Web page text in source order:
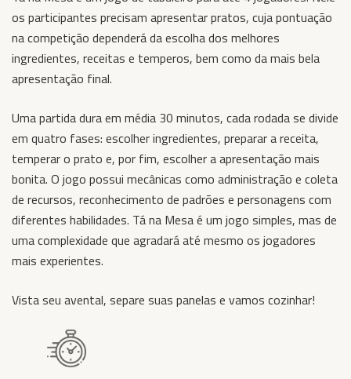
os participantes precisam apresentar pratos, cuja pontuação
na competição dependerá da escolha dos melhores
ingredientes, receitas e temperos, bem como da mais bela
apresentação final.
Uma partida dura em média 30 minutos, cada rodada se divide
em quatro fases: escolher ingredientes, preparar a receita,
temperar o prato e, por fim, escolher a apresentação mais
bonita. O jogo possui mecânicas como administração e coleta
de recursos, reconhecimento de padrões e personagens com
diferentes habilidades. Tá na Mesa é um jogo simples, mas de
uma complexidade que agradará até mesmo os jogadores
mais experientes.
Vista seu avental, separe suas panelas e vamos cozinhar!